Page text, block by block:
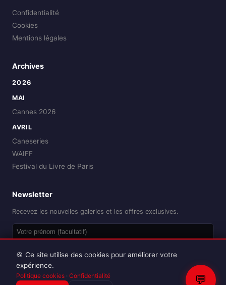
Confidentialité
Cookies
Mentions légales
Archives
2026
MAI
Cannes 2026
AVRIL
Caneseries
WAIFF
Festival du Livre de Paris
Newsletter
Recevez les nouvelles galeries et les offres exclusives.
💬
🍪 Ce site utilise des cookies pour améliorer votre
expérience.
Politique cookies · Confidentialité